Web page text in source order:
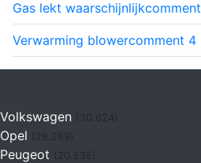
Gas lekt waarschijnlijkcomment
Verwarming blowercomment 4
Volkswagen (30.624)
Opel
Peugeot